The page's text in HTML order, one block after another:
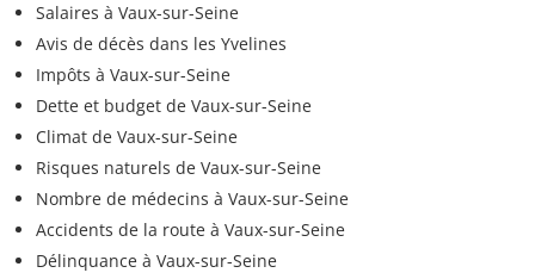
Salaires à Vaux-sur-Seine
Avis de décès dans les Yvelines
Impôts à Vaux-sur-Seine
Dette et budget de Vaux-sur-Seine
Climat de Vaux-sur-Seine
Risques naturels de Vaux-sur-Seine
Nombre de médecins à Vaux-sur-Seine
Accidents de la route à Vaux-sur-Seine
Délinquance à Vaux-sur-Seine